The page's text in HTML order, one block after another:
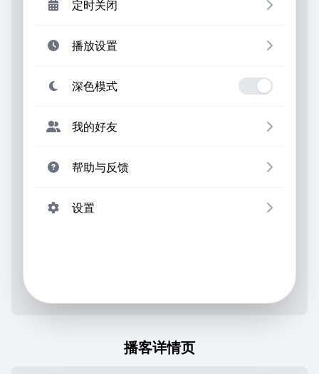
定时关闭
播放设置
深色模式
我的好友
帮助与反馈
设置
播客详情页